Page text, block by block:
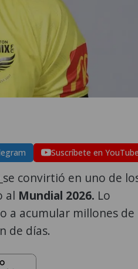
Suscríbete en
se convirtió en uno de
al Mundial 2026. Lo
a acumular millones de
de días.